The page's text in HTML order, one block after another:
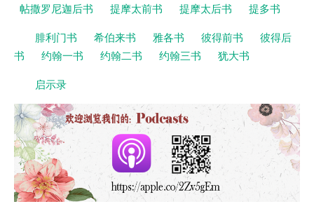
帖撒罗尼迦后书
提摩太前书 提摩太后书
提多书
腓利门书
希伯来书 雅各书 彼得前书
彼得后
书
约翰一书 约翰二书 约翰三书
犹大书
启示录